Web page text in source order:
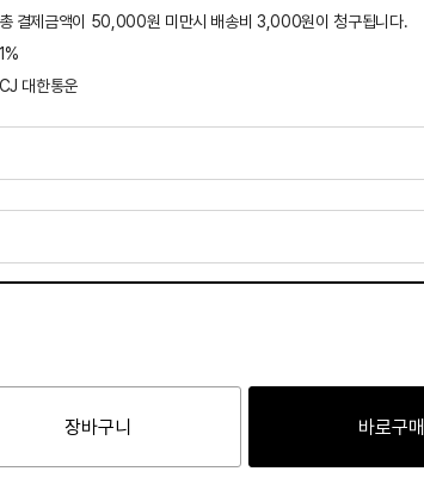
총 결제금액이 50,000원 미만시 배송비 3,000원이 청구됩니다.
1%
CJ 대한통운
장바구니 바로구매